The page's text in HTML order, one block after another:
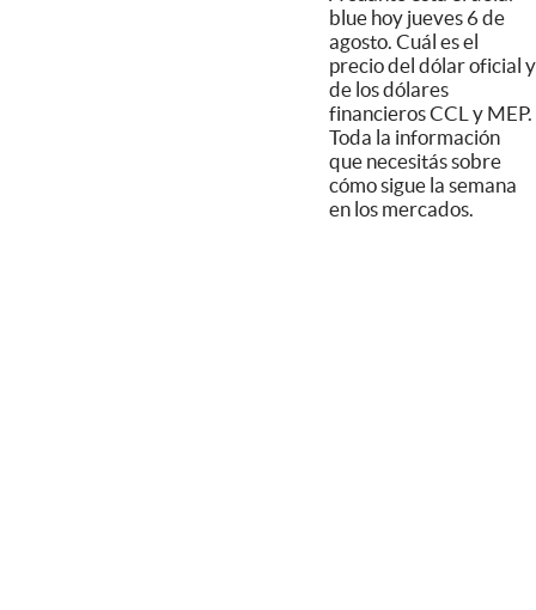
blue hoy jueves 6 de
agosto. Cuál es el
precio del dólar oficial y
de los dólares
financieros CCL y MEP.
Toda la información
que necesitás sobre
cómo sigue la semana
en los mercados.